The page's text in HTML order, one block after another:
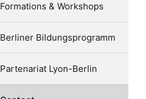
Formations & Workshops
Berliner Bildungsprogramm
Partenariat Lyon-Berlin